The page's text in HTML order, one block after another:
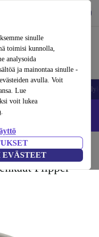
sinulle
toimisi kunnolla,
analysoida
ja mainontaa sinulle -
avulla. Voit
Lue
voit lukea
.
tietokoneet
IPHONEDEAL –
Flipper